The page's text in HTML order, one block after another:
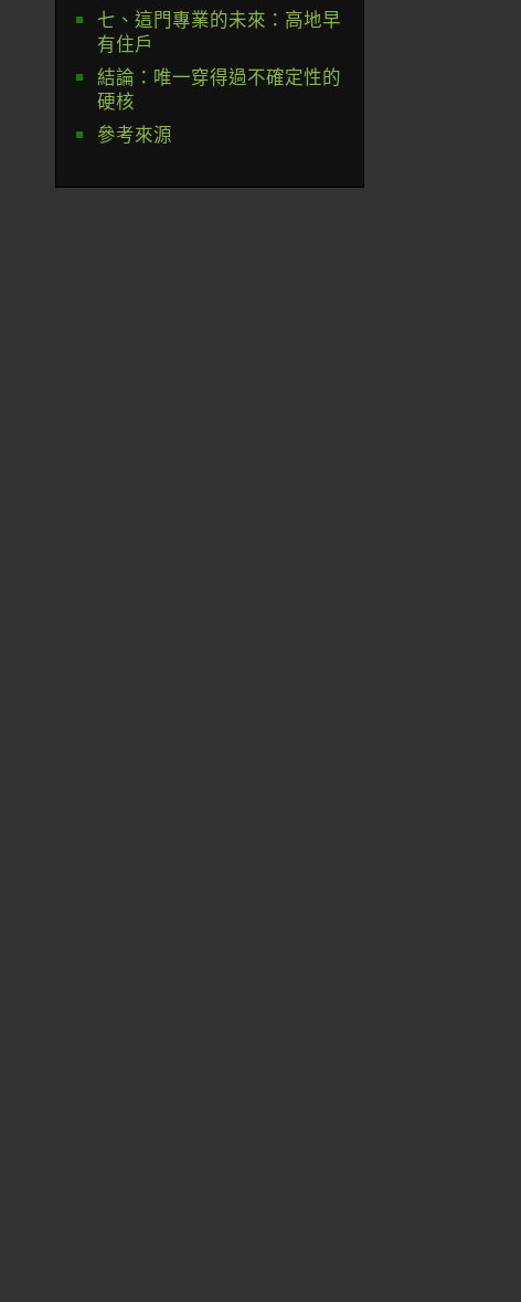
七、這門專業的未來：高地早
有住戶
結論：唯一穿得過不確定性的
硬核
參考來源